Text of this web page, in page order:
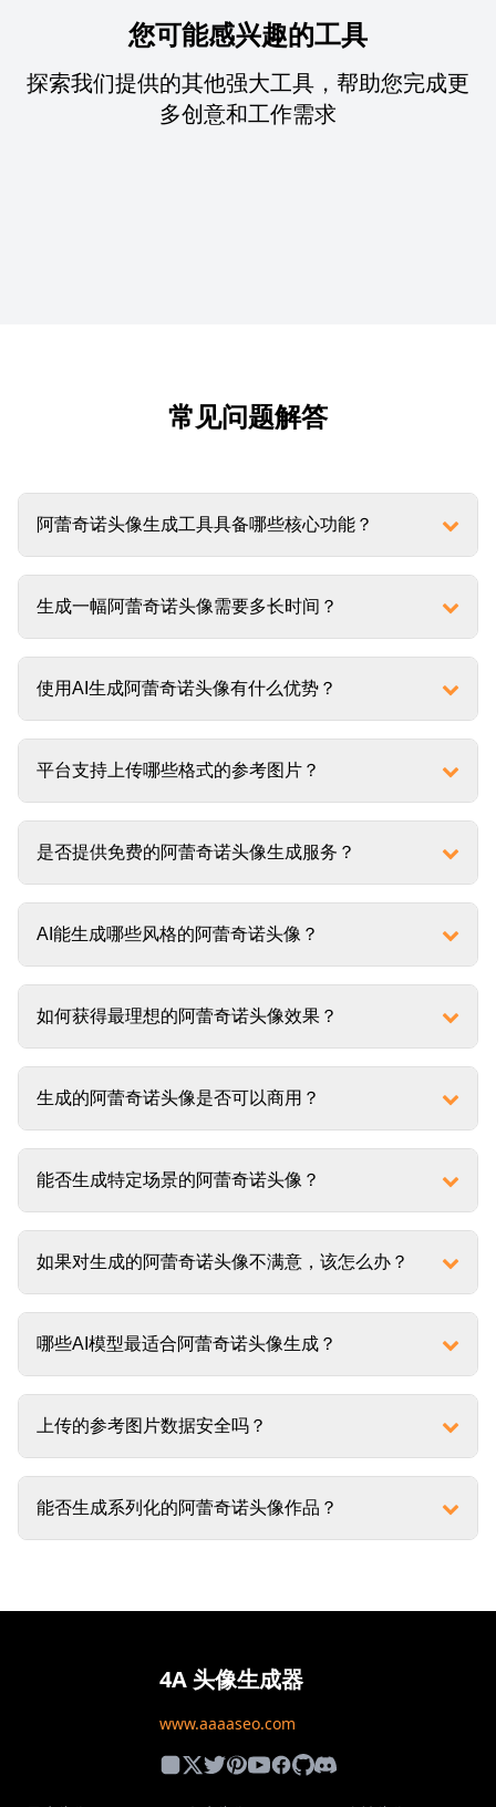
您可能感兴趣的工具
探索我们提供的其他强大工具，帮助您完成更
多创意和工作需求
常见问题解答
阿蕾奇诺头像生成工具具备哪些核心功能？
生成一幅阿蕾奇诺头像需要多长时间？
使用AI生成阿蕾奇诺头像有什么优势？
平台支持上传哪些格式的参考图片？
是否提供免费的阿蕾奇诺头像生成服务？
AI能生成哪些风格的阿蕾奇诺头像？
如何获得最理想的阿蕾奇诺头像效果？
生成的阿蕾奇诺头像是否可以商用？
能否生成特定场景的阿蕾奇诺头像？
如果对生成的阿蕾奇诺头像不满意，该怎么办？
哪些AI模型最适合阿蕾奇诺头像生成？
上传的参考图片数据安全吗？
能否生成系列化的阿蕾奇诺头像作品？
4A 头像生成器
www.aaaaseo.com